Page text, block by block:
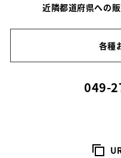
近隣都道府県への
各種
049-